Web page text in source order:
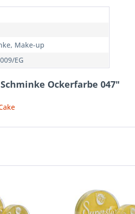
Make-up
EG
Ockerfarbe 047"